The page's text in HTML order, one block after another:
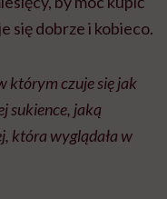
się dobrze i kobieco.
którym czuje się jak
sukience, jaką
która wyglądała w